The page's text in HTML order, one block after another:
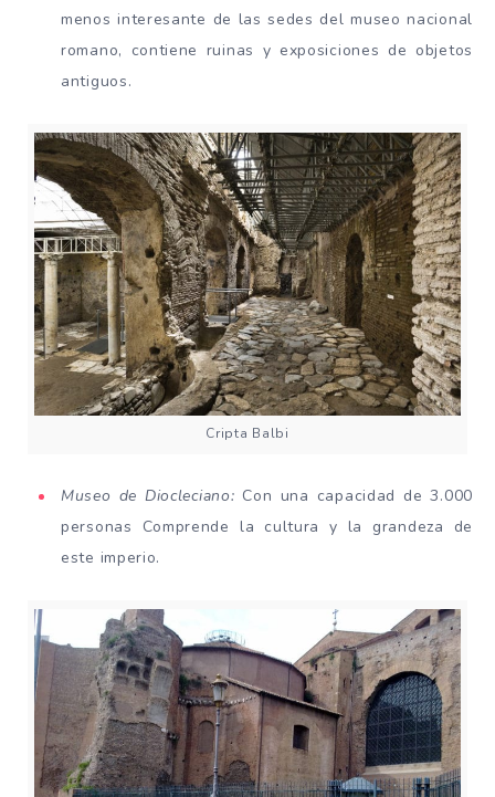
menos interesante de las sedes del museo nacional
romano, contiene ruinas y exposiciones de objetos
antiguos.
Cripta Balbi
Museo de Diocleciano: Con una capacidad de 3.000
personas Comprende la cultura y la grandeza de
este imperio.